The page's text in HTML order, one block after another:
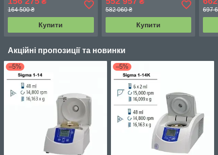
ротором 12 х 1,5/2,0 мл
164 500 ₴
Купити
ротором на 4 круглі
стакани
582 060 ₴
Купити
697
Акційні пропозиції та новинки
–5% –5%